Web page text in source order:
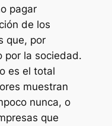
pagar
de los
que, por
por la sociedad.
es el total
muestran
nunca, o
que